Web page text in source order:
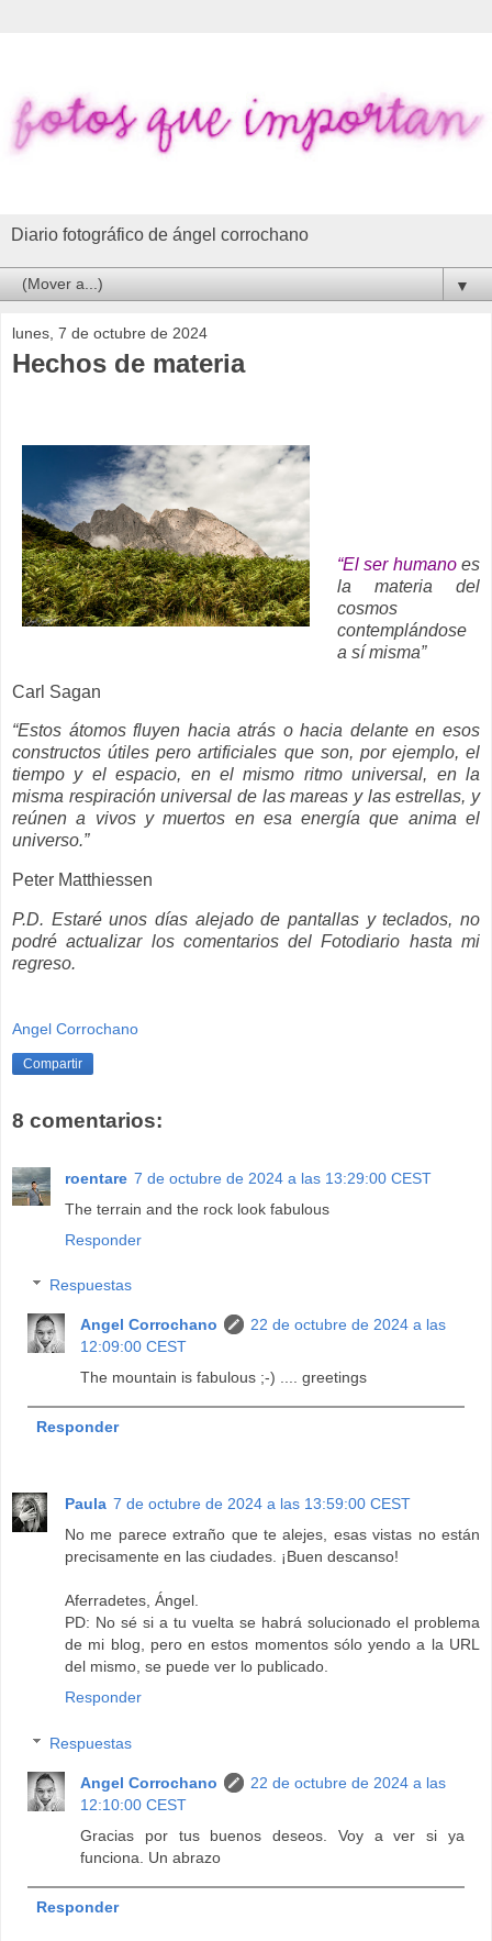
Diario fotográfico de ángel corrochano
▼
lunes, 7 de octubre de 2024
Hechos de materia
“El ser humano es
la materia del
cosmos
contemplándose
a sí misma”
Carl Sagan
“Estos átomos fluyen hacia atrás o hacia delante en esos
constructos útiles pero artificiales que son, por ejemplo, el
tiempo y el espacio, en el mismo ritmo universal, en la
misma respiración universal de las mareas y las estrellas, y
reúnen a vivos y muertos en esa energía que anima el
universo.”
Peter Matthiessen
P.D. Estaré unos días alejado de pantallas y teclados, no
podré actualizar los comentarios del Fotodiario hasta mi
regreso.
Angel Corrochano
Compartir
8 comentarios:
roentare 7 de octubre de 2024 a las 13:29:00 CEST
The terrain and the rock look fabulous
Responder
Respuestas
Angel Corrochano
22 de octubre de 2024 a las
12:09:00 CEST
The mountain is fabulous ;-) .... greetings
Responder
Paula 7 de octubre de 2024 a las 13:59:00 CEST
No me parece extraño que te alejes, esas vistas no están
precisamente en las ciudades. ¡Buen descanso!
Aferradetes, Ángel.
PD: No sé si a tu vuelta se habrá solucionado el problema
de mi blog, pero en estos momentos sólo yendo a la URL
del mismo, se puede ver lo publicado.
Responder
Respuestas
Angel Corrochano
22 de octubre de 2024 a las
12:10:00 CEST
Gracias por tus buenos deseos. Voy a ver si ya
funciona. Un abrazo
Responder